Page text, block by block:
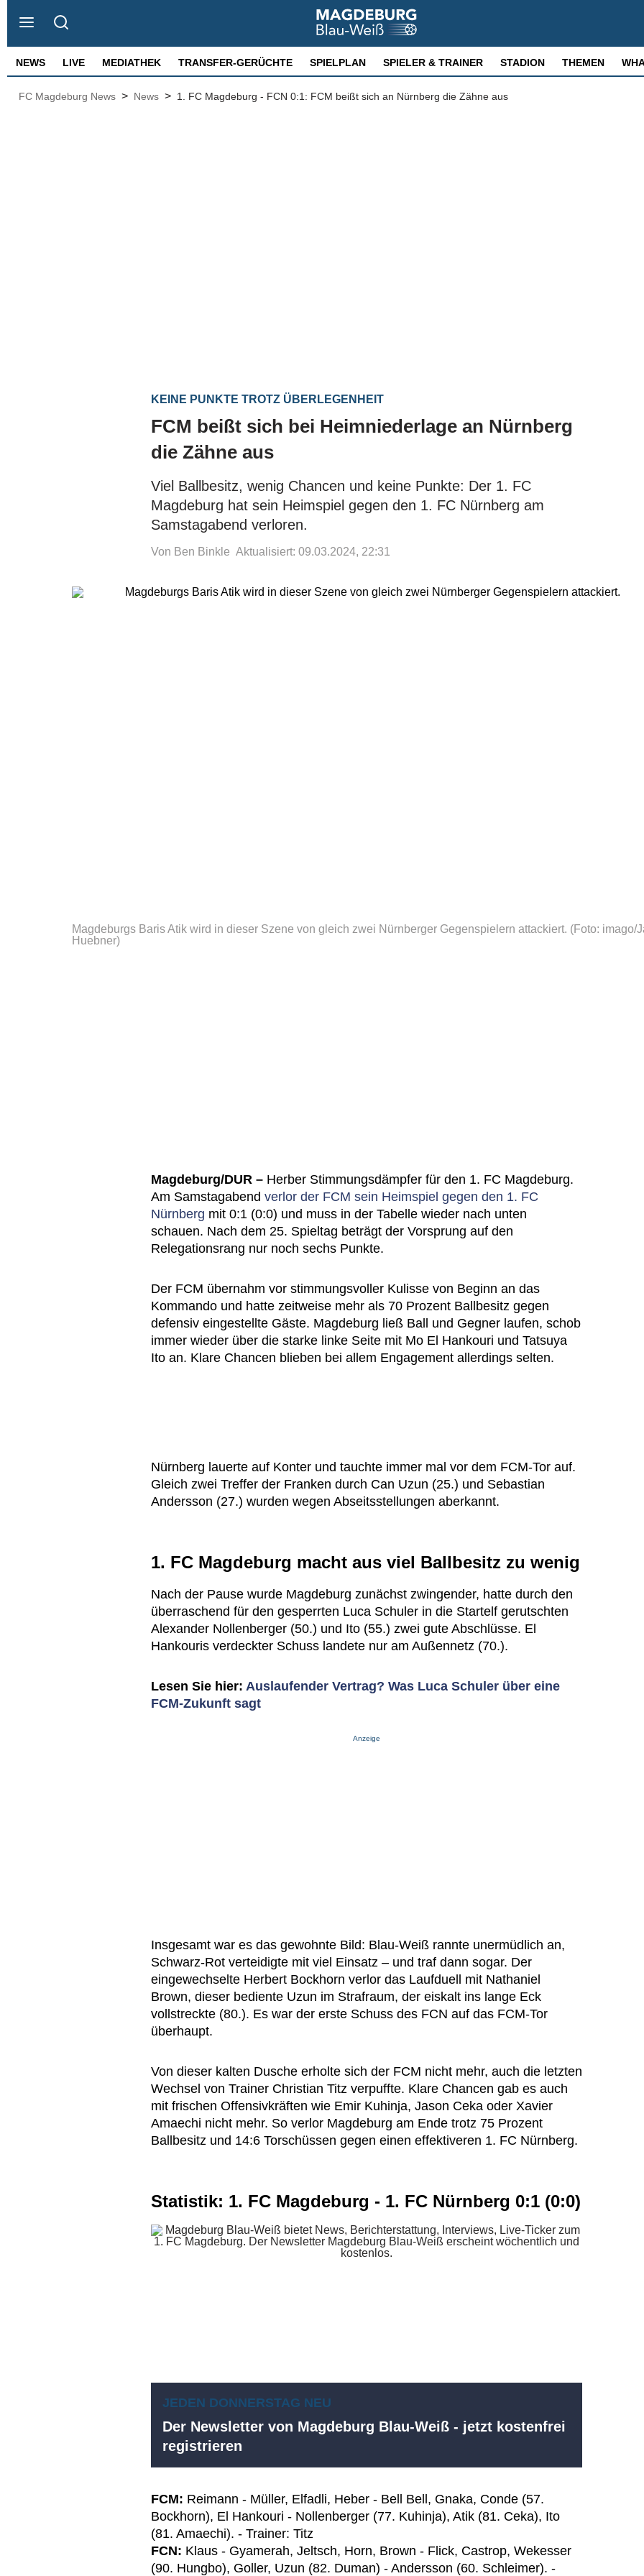
NEWS LIVE MEDIATHEK TRANSFER-GERÜCHTE SPIELPLAN SPIELER & TRAINER STADION THEMEN
FC Magdeburg News > News > 1. FC Magdeburg - FCN 0:1: FCM beißt sich an Nürnberg die Zähne aus
KEINE PUNKTE TROTZ ÜBERLEGENHEIT
FCM beißt sich bei Heimniederlage an Nürnberg
die Zähne aus
Viel Ballbesitz, wenig Chancen und keine Punkte: Der 1. FC
Magdeburg hat sein Heimspiel gegen den 1. FC Nürnberg am
Samstagabend verloren.
Von Ben Binkle Aktualisiert: 09.03.2024, 22:31
Magdeburgs Baris Atik wird in dieser Szene von gleich zwei Nürnberger Gegenspielern attackiert. (Foto: imago/
Huebner)
Magdeburg/DUR – Herber Stimmungsdämpfer für den 1. FC Magdeburg.
Am Samstagabend verlor der FCM sein Heimspiel gegen den 1. FC
Nürnberg mit 0:1 (0:0) und muss in der Tabelle wieder nach unten
schauen. Nach dem 25. Spieltag beträgt der Vorsprung auf den
Relegationsrang nur noch sechs Punkte.
Der FCM übernahm vor stimmungsvoller Kulisse von Beginn an das
Kommando und hatte zeitweise mehr als 70 Prozent Ballbesitz gegen
defensiv eingestellte Gäste. Magdeburg ließ Ball und Gegner laufen, schob
immer wieder über die starke linke Seite mit Mo El Hankouri und Tatsuya
Ito an. Klare Chancen blieben bei allem Engagement allerdings selten.
Nürnberg lauerte auf Konter und tauchte immer mal vor dem FCM-Tor auf.
Gleich zwei Treffer der Franken durch Can Uzun (25.) und Sebastian
Andersson (27.) wurden wegen Abseitsstellungen aberkannt.
1. FC Magdeburg macht aus viel Ballbesitz zu wenig
Nach der Pause wurde Magdeburg zunächst zwingender, hatte durch den
überraschend für den gesperrten Luca Schuler in die Startelf gerutschten
Alexander Nollenberger (50.) und Ito (55.) zwei gute Abschlüsse. El
Hankouris verdeckter Schuss landete nur am Außennetz (70.).
Lesen Sie hier: Auslaufender Vertrag? Was Luca Schuler über eine
FCM-Zukunft sagt
Anzeige
Insgesamt war es das gewohnte Bild: Blau-Weiß rannte unermüdlich an,
Schwarz-Rot verteidigte mit viel Einsatz – und traf dann sogar. Der
eingewechselte Herbert Bockhorn verlor das Laufduell mit Nathaniel
Brown, dieser bediente Uzun im Strafraum, der eiskalt ins lange Eck
vollstreckte (80.). Es war der erste Schuss des FCN auf das FCM-Tor
überhaupt.
Von dieser kalten Dusche erholte sich der FCM nicht mehr, auch die letzten
Wechsel von Trainer Christian Titz verpuffte. Klare Chancen gab es auch
mit frischen Offensivkräften wie Emir Kuhinja, Jason Ceka oder Xavier
Amaechi nicht mehr. So verlor Magdeburg am Ende trotz 75 Prozent
Ballbesitz und 14:6 Torschüssen gegen einen effektiveren 1. FC Nürnberg.
Statistik: 1. FC Magdeburg - 1. FC Nürnberg 0:1 (0:0)
JEDEN DONNERSTAG NEU
Der Newsletter von Magdeburg Blau-Weiß - jetzt kostenfrei
registrieren
FCM: Reimann - Müller, Elfadli, Heber - Bell Bell, Gnaka, Conde (57.
Bockhorn), El Hankouri - Nollenberger (77. Kuhinja), Atik (81. Ceka), Ito
(81. Amaechi). - Trainer: Titz
FCN: Klaus - Gyamerah, Jeltsch, Horn, Brown - Flick, Castrop, Wekesser
(90. Hungbo), Goller, Uzun (82. Duman) - Andersson (60. Schleimer). -